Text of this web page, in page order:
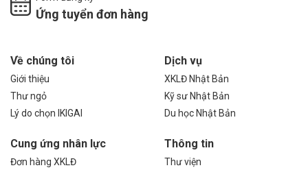
Ứng tuyển đơn hàng
Về chúng tôi
Giới thiệu
Thư ngỏ
Lý do chọn IKIGAI
Dịch vụ
XKLĐ Nhật Bản
Kỹ sư Nhật Bản
Du học Nhật Bản
Cung ứng nhân lực
Đơn hàng XKLĐ
Thông tin
Thư viện